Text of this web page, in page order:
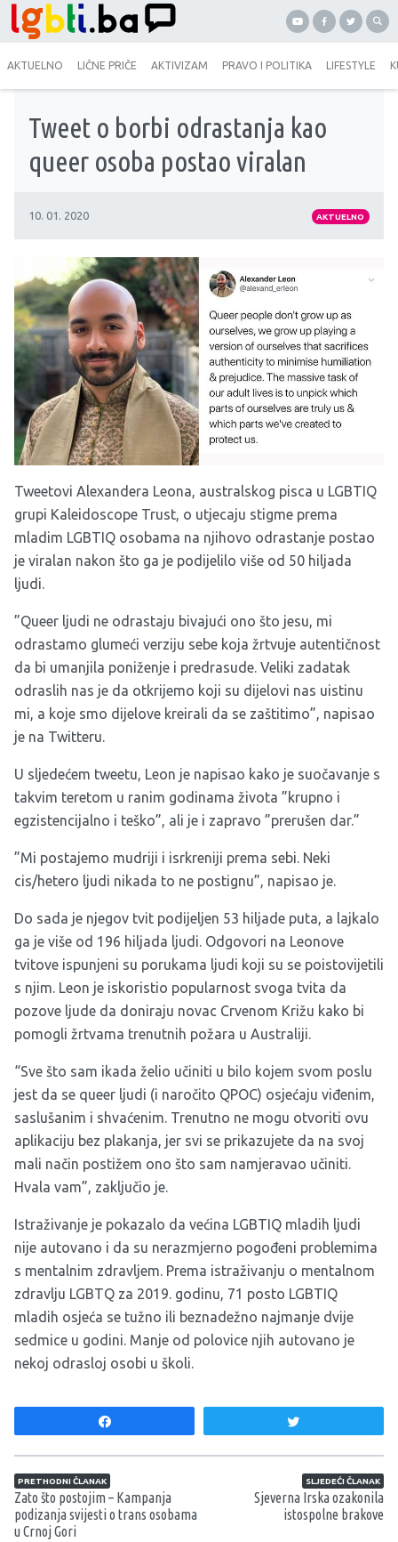
AKTUELNO LIČNE PRIČE AKTIVIZAM PRAVO I POLITIKA LIFESTYLE
Tweet o borbi odrastanja kao
queer osoba postao viralan
10. 01. 2020 AKTUELNO
Tweetovi Alexandera Leona, australskog pisca u LGBTIQ
grupi Kaleidoscope Trust, o utjecaju stigme prema
mladim LGBTIQ osobama na njihovo odrastanje postao
je viralan nakon što ga je podijelilo više od 50 hiljada
ljudi.
”Queer ljudi ne odrastaju bivajući ono što jesu, mi
odrastamo glumeći verziju sebe koja žrtvuje autentičnost
da bi umanjila poniženje i predrasude. Veliki zadatak
odraslih nas je da otkrijemo koji su dijelovi nas uistinu
mi, a koje smo dijelove kreirali da se zaštitimo”, napisao
je na Twitteru.
U sljedećem tweetu, Leon je napisao kako je suočavanje s
takvim teretom u ranim godinama života ”krupno i
egzistencijalno i teško”, ali je i zapravo ”prerušen dar.”
”Mi postajemo mudriji i isrkreniji prema sebi. Neki
cis/hetero ljudi nikada to ne postignu”, napisao je.
Do sada je njegov tvit podijeljen 53 hiljade puta, a lajkalo
ga je više od 196 hiljada ljudi. Odgovori na Leonove
tvitove ispunjeni su porukama ljudi koji su se poistovijetili
s njim. Leon je iskoristio popularnost svoga tvita da
pozove ljude da doniraju novac Crvenom Križu kako bi
pomogli žrtvama trenutnih požara u Australiji.
“Sve što sam ikada želio učiniti u bilo kojem svom poslu
jest da se queer ljudi (i naročito QPOC) osjećaju viđenim,
saslušanim i shvaćenim. Trenutno ne mogu otvoriti ovu
aplikaciju bez plakanja, jer svi se prikazujete da na svoj
mali način postižem ono što sam namjeravao učiniti.
Hvala vam”, zaključio je.
Istraživanje je pokazalo da većina LGBTIQ mladih ljudi
nije autovano i da su nerazmjerno pogođeni problemima
s mentalnim zdravljem. Prema istraživanju o mentalnom
zdravlju LGBTQ za 2019. godinu, 71 posto LGBTIQ
mladih osjeća se tužno ili beznadežno najmanje dvije
sedmice u godini. Manje od polovice njih autovano je
nekoj odrasloj osobi u školi.
Navigacija članaka
PRETHODNI ČLANAK
Zato što postojim – Kampanja
podizanja svijesti o trans osobama
u Crnoj Gori
SLJEDEĆI ČLANAK
Sjeverna Irska ozakonila
istospolne brakove